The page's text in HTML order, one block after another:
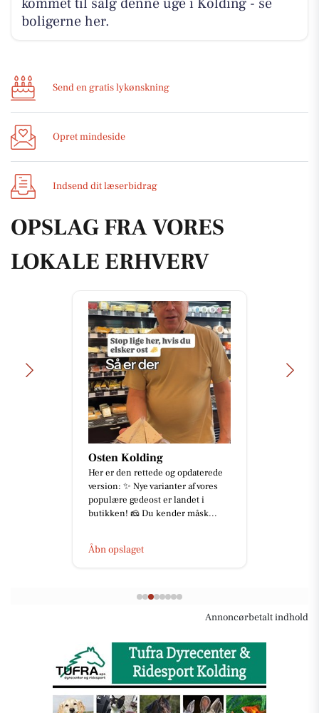
boligerne her.
Send en gratis lykønskning
Opret mindeside
Indsend dit læserbidrag
OPSLAG FRA VORES
LOKALE ERHVERV
Osten Kolding
Her er den rettede og opdaterede
version: ✨ Nye varianter af vores
populære gedeost er landet i
butikken! 🧀 Du kender måsk...
Åbn opslaget
Annoncørbetalt indhold